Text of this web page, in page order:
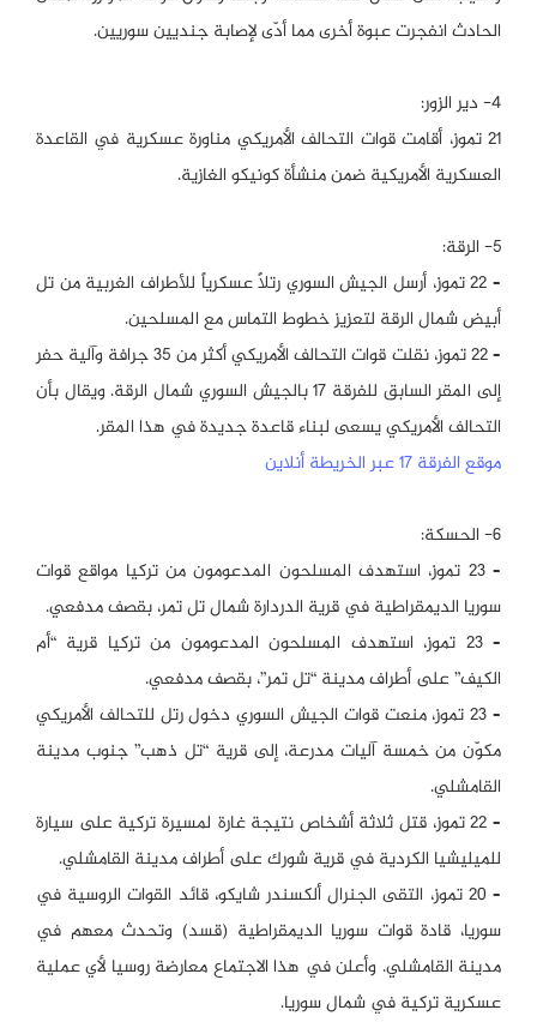
الحادث انفجرت عبوة أخرى مما أدّى لإصابة جنديين سوريين.
4- دير الزور:
21 تموز، أقامت قوات التحالف الأمريكي مناورة عسكرية في القاعدة
العسكرية الأمريكية ضمن منشأة كونيكو الغازية.
5- الرقة:
– 22 تموز، أرسل الجيش السوري رتلاً عسكرياً للأطراف الغربية من تل
أبيض شمال الرقة لتعزيز خطوط التماس مع المسلحين.
– 22 تموز، نقلت قوات التحالف الأمريكي أكثر من 35 جرافة وآلية حفر
إلى المقر السابق للفرقة 17 بالجيش السوري شمال الرقة. ويقال بأن
التحالف الأمريكي يسعى لبناء قاعدة جديدة في هذا المقر.
موقع الفرقة 17 عبر الخريطة أنلاين
6- الحسكة:
– 23 تموز، استهدف المسلحون المدعومون من تركيا مواقع قوات
سوريا الديمقراطية في قرية الدردارة شمال تل تمر، بقصف مدفعي.
– 23 تموز، استهدف المسلحون المدعومون من تركيا قرية “أم
الكيف” على أطراف مدينة “تل تمر”، بقصف مدفعي.
– 23 تموز، منعت قوات الجيش السوري دخول رتل للتحالف الأمريكي
مكوّن من خمسة آليات مدرعة، إلى قرية “تل ذهب” جنوب مدينة
القامشلي.
– 22 تموز، قتل ثلاثة أشخاص نتيجة غارة لمسيرة تركية على سيارة
للميليشيا الكردية في قرية شورك على أطراف مدينة القامشلي.
– 20 تموز، التقى الجنرال ألكسندر شايكو، قائد القوات الروسية في
سوريا، قادة قوات سوريا الديمقراطية (قسد) وتحدث معهم في
مدينة القامشلي. وأعلن في هذا الاجتماع معارضة روسيا لأي عملية
عسكرية تركية في شمال سوريا.